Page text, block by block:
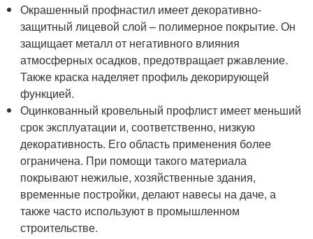
Окрашенный профнастил имеет декоративно-
защитный лицевой слой – полимерное покрытие. Он
защищает металл от негативного влияния
атмосферных осадков, предотвращает ржавление.
Также краска наделяет профиль декорирующей
функцией.
Оцинкованный кровельный профлист имеет меньший
срок эксплуатации и, соответственно, низкую
декоративность. Его область применения более
ограничена. При помощи такого материала
покрывают нежилые, хозяйственные здания,
временные постройки, делают навесы на даче, а
также часто используют в промышленном
строительстве.